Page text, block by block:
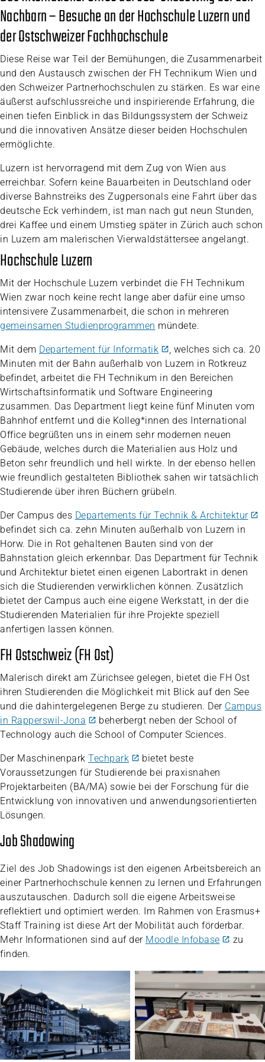
Nachbarn – Besuche an der Hochschule Luzern und
der Ostschweizer Fachhochschule
Diese Reise war Teil der Bemühungen, die Zusammenarbeit
und den Austausch zwischen der FH Technikum Wien und
den Schweizer Partnerhochschulen zu stärken. Es war eine
äußerst aufschlussreiche und inspirierende Erfahrung, die
einen tiefen Einblick in das Bildungssystem der Schweiz
und die innovativen Ansätze dieser beiden Hochschulen
ermöglichte.
Luzern ist hervorragend mit dem Zug von Wien aus
erreichbar. Sofern keine Bauarbeiten in Deutschland oder
diverse Bahnstreiks des Zugpersonals eine Fahrt über das
deutsche Eck verhindern, ist man nach gut neun Stunden,
drei Kaffee und einem Umstieg später in Zürich auch schon
in Luzern am malerischen Vierwaldstättersee angelangt.
Hochschule Luzern
Mit der Hochschule Luzern verbindet die FH Technikum
Wien zwar noch keine recht lange aber dafür eine umso
intensivere Zusammenarbeit, die schon in mehreren
gemeinsamen Studienprogrammen mündete.
Mit dem Departement für Informatik
, welches sich ca. 20
Minuten mit der Bahn außerhalb von Luzern in Rotkreuz
befindet, arbeitet die FH Technikum in den Bereichen
Wirtschaftsinformatik und Software Engineering
zusammen. Das Department liegt keine fünf Minuten vom
Bahnhof entfernt und die Kolleg*innen des International
Office begrüßten uns in einem sehr modernen neuen
Gebäude, welches durch die Materialien aus Holz und
Beton sehr freundlich und hell wirkte. In der ebenso hellen
wie freundlich gestalteten Bibliothek sahen wir tatsächlich
Studierende über ihren Büchern grübeln.
Der Campus des Departements für Technik & Architektur
befindet sich ca. zehn Minuten außerhalb von Luzern in
Horw. Die in Rot gehaltenen Bauten sind von der
Bahnstation gleich erkennbar. Das Department für Technik
und Architektur bietet einen eigenen Labortrakt in denen
sich die Studierenden verwirklichen können. Zusätzlich
bietet der Campus auch eine eigene Werkstatt, in der die
Studierenden Materialien für ihre Projekte speziell
anfertigen lassen können.
FH Ostschweiz (FH Ost)
Malerisch direkt am Zürichsee gelegen, bietet die FH Ost
ihren Studierenden die Möglichkeit mit Blick auf den See
und die dahintergelegenen Berge zu studieren. Der Campus
in Rapperswil-Jona
beherbergt neben der School of
Technology auch die School of Computer Sciences.
Der Maschinenpark Techpark
bietet beste
Voraussetzungen für Studierende bei praxisnahen
Projektarbeiten (BA/MA) sowie bei der Forschung für die
Entwicklung von innovativen und anwendungsorientierten
Lösungen.
Job Shadowing
Ziel des Job Shadowings ist den eigenen Arbeitsbereich an
einer Partnerhochschule kennen zu lernen und Erfahrungen
auszutauschen. Dadurch soll die eigene Arbeitsweise
reflektiert und optimiert werden. Im Rahmen von Erasmus+
Staff Training ist diese Art der Mobilität auch förderbar.
Mehr Informationen sind auf der Moodle Infobase
zu
finden.